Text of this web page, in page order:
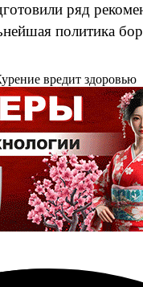
ряд
политика
вредит здоровью